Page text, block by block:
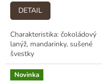
DETAIL
Charakteristika: čokoládový
lanýž, mandarinky, sušené
švestky
Novinka